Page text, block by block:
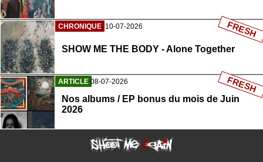
CHRONIQUE 10-07-2026
SHOW ME THE BODY - Alone Together
FRESH
ARTICLE 08-07-2026
Nos albums / EP bonus du mois de Juin
2026
FRESH